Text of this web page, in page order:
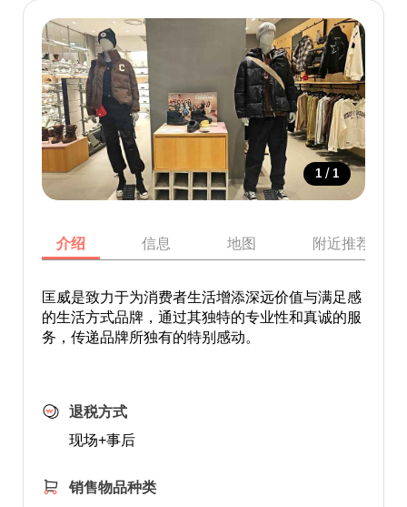
1 / 1
介绍 信息 地图 附近推荐景点
匡威是致力于为消费者生活增添深远价值与满足感
的生活方式品牌，通过其独特的专业性和真诚的服
务，传递品牌所独有的特别感动。
退税方式
现场+事后
销售物品种类